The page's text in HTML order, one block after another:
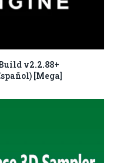
v2.2.88+
[Mega]